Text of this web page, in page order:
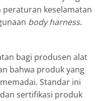
keselamatan
body harness.
bagi produsen alat
bahwa produk yang
Standar ini
sertifikasi produk